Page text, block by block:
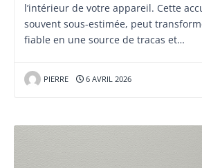
l’intérieur de votre appareil. Cette
souvent sous-estimée, peut
fiable en une source de tracas et…
PIERRE 6 AVRIL 2026